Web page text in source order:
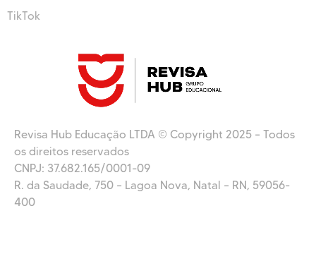
TikTok
Revisa Hub Educação LTDA © Copyright 2025 – Todos
os direitos reservados
CNPJ: 37.682.165/0001-09
R. da Saudade, 750 – Lagoa Nova, Natal – RN, 59056-
400